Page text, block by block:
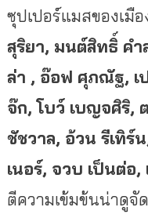
ซุปเปอร์แมสของเมือ
สุริยา, มนต์สิทธิ์ คำ
ล่า , อ๊อฟ ศุภณัฐ, เ
จ๊ก, โบว์ เบญจศิริ,
ชัชวาล, อ้วน รีเทิร์
เนอร์, จวบ เป็นต่อ
ตีความเข้มข้นน่าดูจั